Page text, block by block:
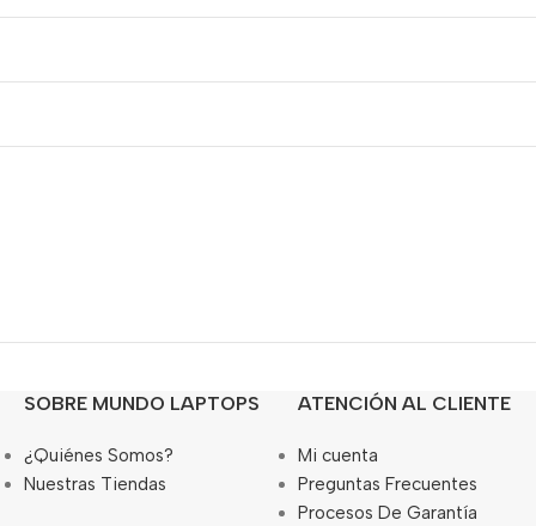
SOBRE MUNDO LAPTOPS
¿Quiénes Somos?
Nuestras Tiendas
ATENCIÓN AL CLIENTE
Mi cuenta
Preguntas Frecuentes
Procesos De Garantía